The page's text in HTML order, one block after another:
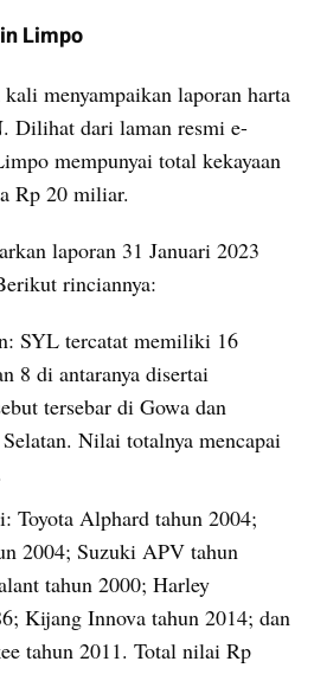
Limpo
menyampaikan laporan harta
Dilihat dari laman resmi e-
mempunyai total kekayaan
Rp 20 miliar.
laporan 31 Januari 2023
rinciannya:
SYL tercatat memiliki 16
8 di antaranya disertai
tersebar di Gowa dan
Nilai totalnya mencapai
Toyota Alphard tahun 2004;
2004; Suzuki APV tahun
tahun 2000; Harley
Kijang Innova tahun 2014; dan
tahun 2011. Total nilai Rp